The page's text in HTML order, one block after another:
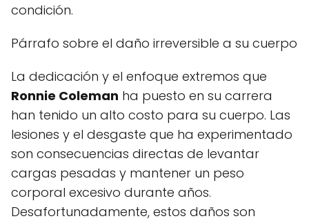
condición.
Párrafo sobre el daño irreversible a su cuerpo
La dedicación y el enfoque extremos que
Ronnie Coleman ha puesto en su carrera
han tenido un alto costo para su cuerpo. Las
lesiones y el desgaste que ha experimentado
son consecuencias directas de levantar
cargas pesadas y mantener un peso
corporal excesivo durante años.
Desafortunadamente, estos daños son